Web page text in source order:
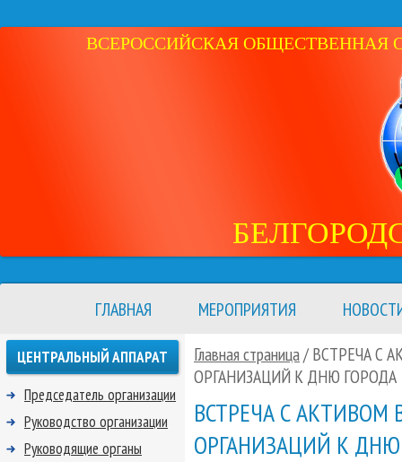
ВСЕРОССИЙСКАЯ ОБЩЕСТВЕННАЯ
ГЛАВНАЯ МЕРОПРИЯТИЯ
Главная страница/ ВСТРЕЧА С
ОРГАНИЗАЦИЙ К ДНЮ ГОРОДА
ВСТРЕЧА С
ОРГАНИЗАЦИЙ К
ЦЕНТРАЛЬНЫЙ АППАРАТ
Председатель организации
Руководство организации
Руководящие органы